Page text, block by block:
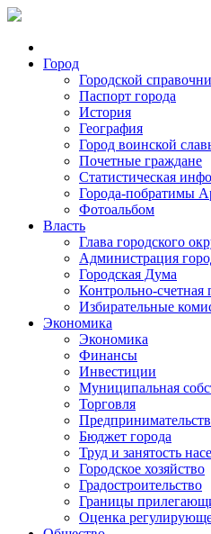
Город
Городской
Паспорт города
История
География
Город воинской
Почетные граждане
Статистическая
Города-побратимы
Фотоальбом
Власть
Глава городского
Администрация
Городская Дума
Контрольно-счетная
Избирательные
Экономика
Экономика
Финансы
Инвестиции
Муниципальная
Торговля
Бюджет города
Труд и занятость
Городское хозяйство
Градостроительство
Границы
Оценка